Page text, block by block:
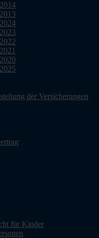
der Versicherungen
für Kinder